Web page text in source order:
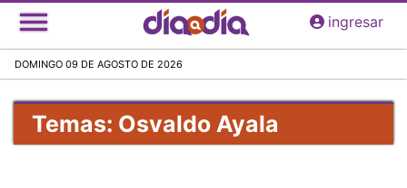
Pasar
al
principal
ingresar
DOMINGO 09 DE AGOSTO DE 2026
Temas: Osvaldo Ayala